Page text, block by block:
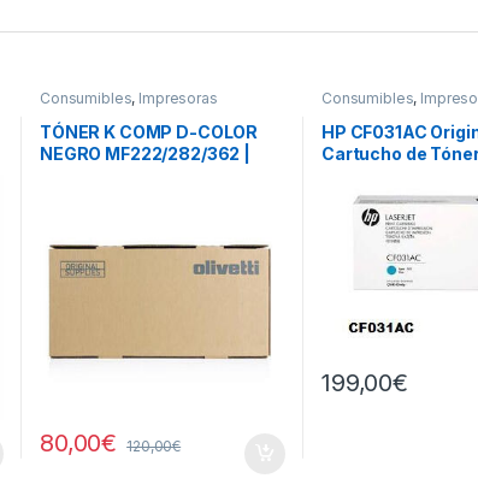
Consumibles, Impresoras
TÓNER K COMP D-COLOR
NEGRO MF222/282/362 |
80,00€ 120,00€
Consumibles,
HP CF031AC
Cartucho de
199,00€